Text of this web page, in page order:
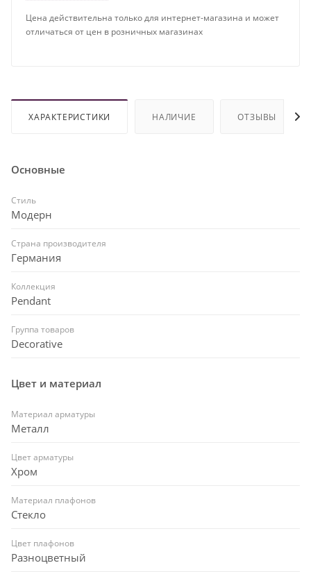
Цена действительна только для интернет-магазина и может
отличаться от цен в розничных магазинах
ХАРАКТЕРИСТИКИ НАЛИЧИЕ ОТЗЫВЫ
Основные
Стиль
Модерн
Страна производителя
Германия
Коллекция
Pendant
Группа товаров
Decorative
Цвет и материал
Материал арматуры
Металл
Цвет арматуры
Хром
Материал плафонов
Стекло
Цвет плафонов
Разноцветный